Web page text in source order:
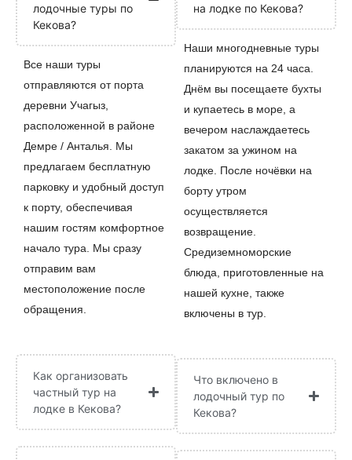
лодочные туры по
Кекова?
Все наши туры
отправляются от порта
деревни Учагыз,
расположенной в районе
Демре / Анталья. Мы
предлагаем бесплатную
парковку и удобный доступ
к порту, обеспечивая
нашим гостям комфортное
начало тура. Мы сразу
отправим вам
местоположение после
обращения.
Как организовать
частный тур на
лодке в Кекова?
на лодке по Кекова?
Наши многодневные туры
планируются на 24 часа.
Днём вы посещаете бухты
и купаетесь в море, а
вечером наслаждаетесь
закатом за ужином на
лодке. После ночёвки на
борту утром
осуществляется
возвращение.
Средиземноморские
блюда, приготовленные на
нашей кухне, также
включены в тур.
Что включено в
лодочный тур по
Кекова?